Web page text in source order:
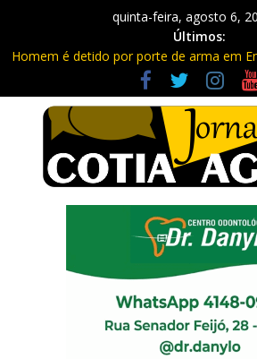
quinta-feira, agosto 6,
Últimos:
Homem é detido por porte de arma em
Carretas da Capacitação trazem cursos
Vargem Grande
Traficante é preso com quase 400
Rosemeire
Radares de Cotia vão passar por
interditadas